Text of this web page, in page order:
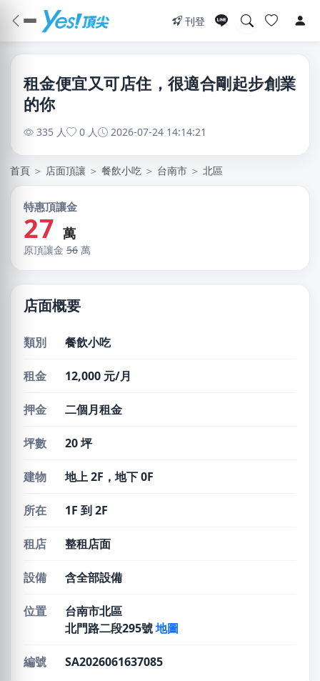
刊登
租金便宜又可店住，很適合剛起步創業
的你
335 人 0 人 2026-07-24 14:14:21
首頁 ＞ 店面頂讓 ＞ 餐飲小吃 ＞ 台南市 ＞ 北區
特惠頂讓金
27 萬
原頂讓金 56 萬
店面概要
類別 餐飲小吃
租金 12,000 元/月
押金 二個月租金
坪數 20 坪
建物 地上 2F，地下 0F
所在 1F 到 2F
租店 整租店面
設備 含全部設備
位置
台南市北區
北門路二段295號地圖
編號 SA2026061637085